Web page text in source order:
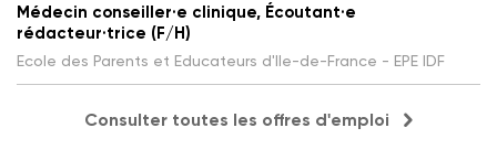
Médecin conseiller·e clinique, Écoutant·e
rédacteur·trice (F/H)
Ecole des Parents et Educateurs d'Ile-de-France - EPE IDF
Consulter toutes les offres d'emploi